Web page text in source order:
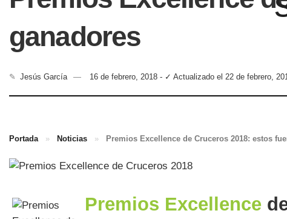
ganadores
✎ Jesús García 16 de febrero, 2018 - ✓ Actualizado el 22 de febrero,
Portada » Noticias » Premios Excellence de Cruceros 2018: estos
Premios Excellence